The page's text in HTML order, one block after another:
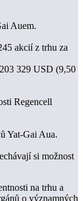
Auem.
akcií z trhu za
329 USD (9,50
Regencell
Yat-Gai Aua.
si možnost
na trhu a
o významných